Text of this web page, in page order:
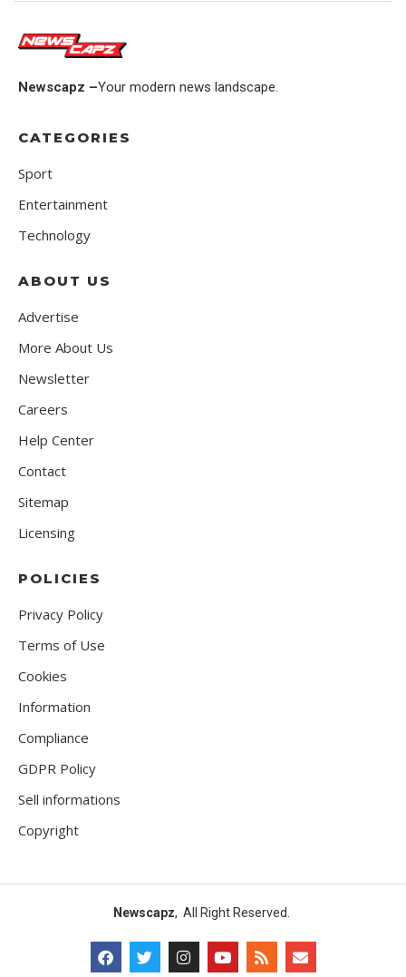
Newscapz –Your modern news landscape.
CATEGORIES
Sport
Entertainment
Technology
ABOUT US
Advertise
More About Us
Newsletter
Careers
Help Center
Contact
Sitemap
Licensing
POLICIES
Privacy Policy
Terms of Use
Cookies
Information
Compliance
GDPR Policy
Sell informations
Copyright
Newscapz, All Right Reserved.